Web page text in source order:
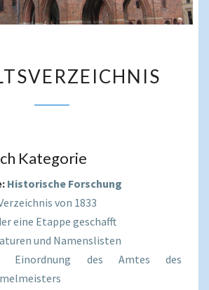
Kategorie
Historische Forschung
von 1833
eine Etappe geschafft
und Namenslisten
Einordnung des Amtes des